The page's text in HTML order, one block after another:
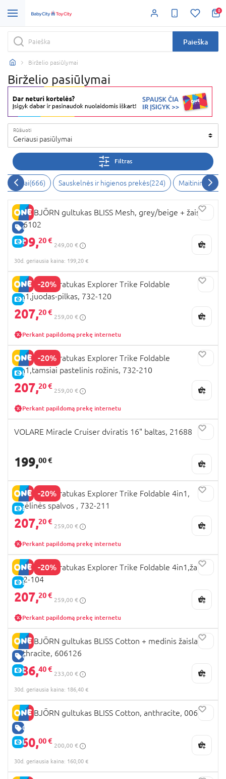
0
Paieška
Birželio pasiūlymai
Birželio pasiūlymai
Rūšiuoti
Geriausi pasiūlymai
Filtras
žaidimai(666) Sauskelnės ir higienos prekės(224) Maitinimui ir
GERA KAINA
E-KAINA
BABYBJÖRN gultukas BLISS Mesh, grey/beige + žaislas,
606102
199,20 €
249,00 €
30d. geriausia kaina: 199,20 €
-20%
E-KAINA
GLOBBER triratukas Explorer Trike Foldable
4in1,juodas-pilkas, 732-120
207,20 €
259,00 €
Perkant papildomą prekę internetu
-20%
E-KAINA
GLOBBER triratukas Explorer Trike Foldable
4in1,tamsiai pastelinis rožinis, 732-210
207,20 €
259,00 €
Perkant papildomą prekę internetu
VOLARE Miracle Cruiser dviratis 16" baltas, 21688
199,00 €
-20%
E-KAINA
GLOBBER triratukas Explorer Trike Foldable 4in1,
smėlinės spalvos , 732-211
207,20 €
259,00 €
Perkant papildomą prekę internetu
-20%
E-KAINA
GLOBBER triratukas Explorer Trike Foldable 4in1,žalias,
732-104
207,20 €
259,00 €
Perkant papildomą prekę internetu
GERA KAINA
E-KAINA
BABYBJÖRN gultukas BLISS Cotton + medinis žaislas,
anthracite, 606126
186,40 €
233,00 €
30d. geriausia kaina: 186,40 €
GERA KAINA
E-KAINA
BABYBJÖRN gultukas BLISS Cotton, anthracite, 006226
160,00 €
200,00 €
30d. geriausia kaina: 160,00 €